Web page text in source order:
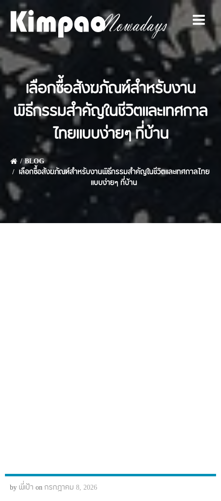
to
content
เลือกซื้อสังฆภัณฑ์สำหรับงาน
พิธีกรรมสำคัญในชีวิตและเทศกาล
ไทยแบบง่ายๆ ที่บ้าน
BLOG
เลือกซื้อสังฆภัณฑ์สำหรับงานพิธีกรรมสำคัญในชีวิตและเทศกาลไทย
แบบง่ายๆ ที่บ้าน
byพี่เป้าonกรกฎาคม 8, 2026